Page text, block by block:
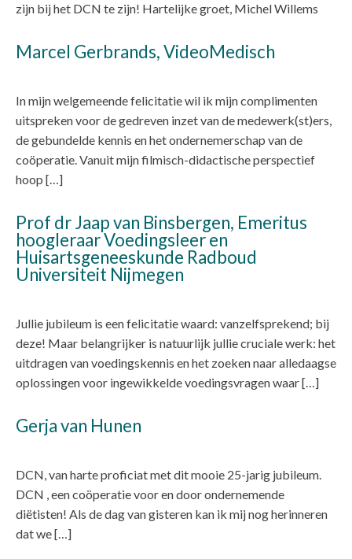
zijn bij het DCN te zijn! Hartelijke groet, Michel Willems
Marcel Gerbrands, VideoMedisch
In mijn welgemeende felicitatie wil ik mijn complimenten
uitspreken voor de gedreven inzet van de medewerk(st)ers,
de gebundelde kennis en het ondernemerschap van de
coöperatie. Vanuit mijn filmisch-didactische perspectief
hoop […]
Prof dr Jaap van Binsbergen, Emeritus
hoogleraar Voedingsleer en
Huisartsgeneeskunde Radboud
Universiteit Nijmegen
Jullie jubileum is een felicitatie waard: vanzelfsprekend; bij
deze! Maar belangrijker is natuurlijk jullie cruciale werk: het
uitdragen van voedingskennis en het zoeken naar alledaagse
oplossingen voor ingewikkelde voedingsvragen waar […]
Gerja van Hunen
DCN, van harte proficiat met dit mooie 25-jarig jubileum.
DCN , een coöperatie voor en door ondernemende
diëtisten! Als de dag van gisteren kan ik mij nog herinneren
dat we […]